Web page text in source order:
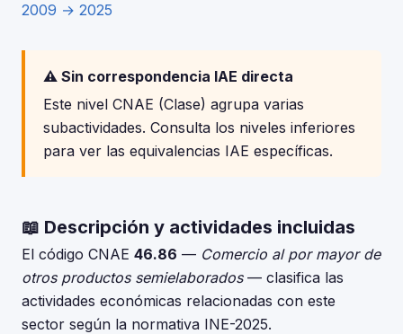
2009 → 2025
⚠️ Sin correspondencia IAE directa
Este nivel CNAE (Clase) agrupa varias
subactividades. Consulta los niveles inferiores
para ver las equivalencias IAE específicas.
📖 Descripción y actividades incluidas
El código CNAE 46.86 — Comercio al por mayor de
otros productos semielaborados— clasifica las
actividades económicas relacionadas con este
sector según la normativa INE-2025.